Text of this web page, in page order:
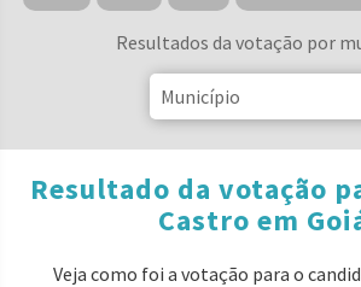
Resultados da votação por
Resultado da votação
Castro em
Veja como foi a votação para o